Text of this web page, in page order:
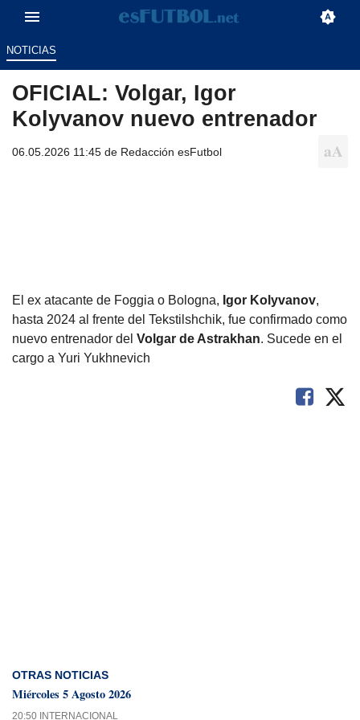
NOTICIAS
OFICIAL: Volgar, Igor
Kolyvanov nuevo entrenador
06.05.2026 11:45 de Redacción esFutbol
El ex atacante de Foggia o Bologna, Igor Kolyvanov,
hasta 2024 al frente del Tekstilshchik, fue confirmado como
nuevo entrenador del Volgar de Astrakhan. Sucede en el
cargo a Yuri Yukhnevich
OTRAS NOTICIAS
Miércoles 5 Agosto 2026
20:50 INTERNACIONAL